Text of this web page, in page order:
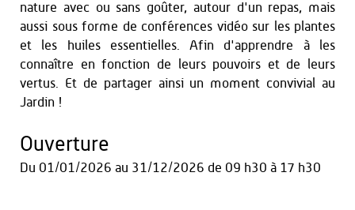
nature avec ou sans goûter, autour d'un repas, mais
aussi sous forme de conférences vidéo sur les plantes
et les huiles essentielles. Afin d'apprendre à les
connaître en fonction de leurs pouvoirs et de leurs
vertus. Et de partager ainsi un moment convivial au
Jardin !
Ouverture
Du 01/01/2026 au 31/12/2026 de 09 h30 à 17 h30